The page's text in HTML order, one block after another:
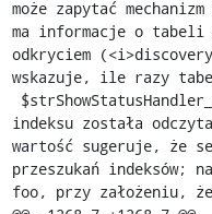
może zapytać
ma informacje o tabeli
odkryciem
wskazuje, ile razy
indeksu została
wartość sugeruje, że
przeszukań indeksów;
foo, przy założeniu,